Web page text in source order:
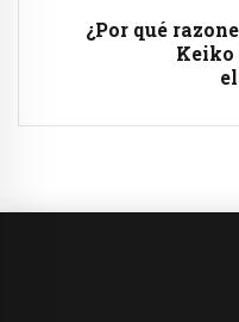
¿Por qué
Keiko